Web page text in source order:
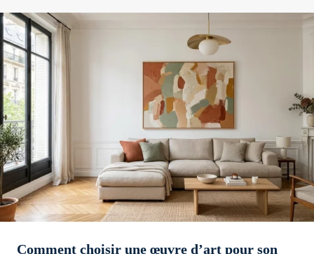
Comment choisir une œuvre d’art pour son